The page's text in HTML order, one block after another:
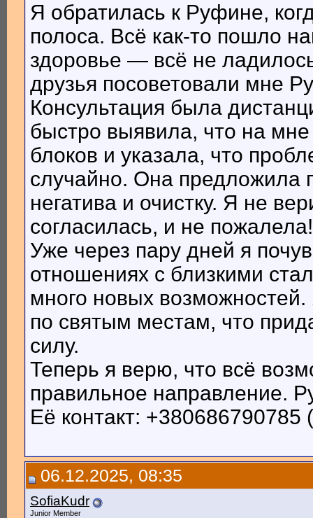
Я обратилась к Руфине,
полоса. Всё как-то пошло
здоровье — всё не
друзья посоветовали мне
Консультация была
быстро выявила, что на мне
блоков и указала, что
случайно. Она предложила
негатива и очистку. Я не
согласилась, и не пожалела!
Уже через пару дней я
отношениях с близкими
много новых
по святым местам, что
силу.
Теперь я верю, что всё
правильное направление.
Её контакт: +380686790785
06.12.2025, 08:35
SofiaKudr
Junior Member